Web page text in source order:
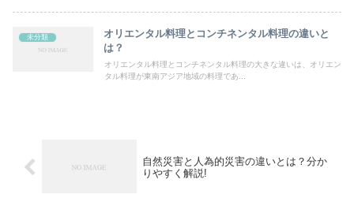
未分類
オリエンタル料理とコンチネンタル料理の違いと
は？
オリエンタル料理とコンチネンタル料理の大きな違いは、オリエン
タル料理が東南アジア地域の料理であ...
自然災害と人為的災害の違いとは？分か
りやすく解説!